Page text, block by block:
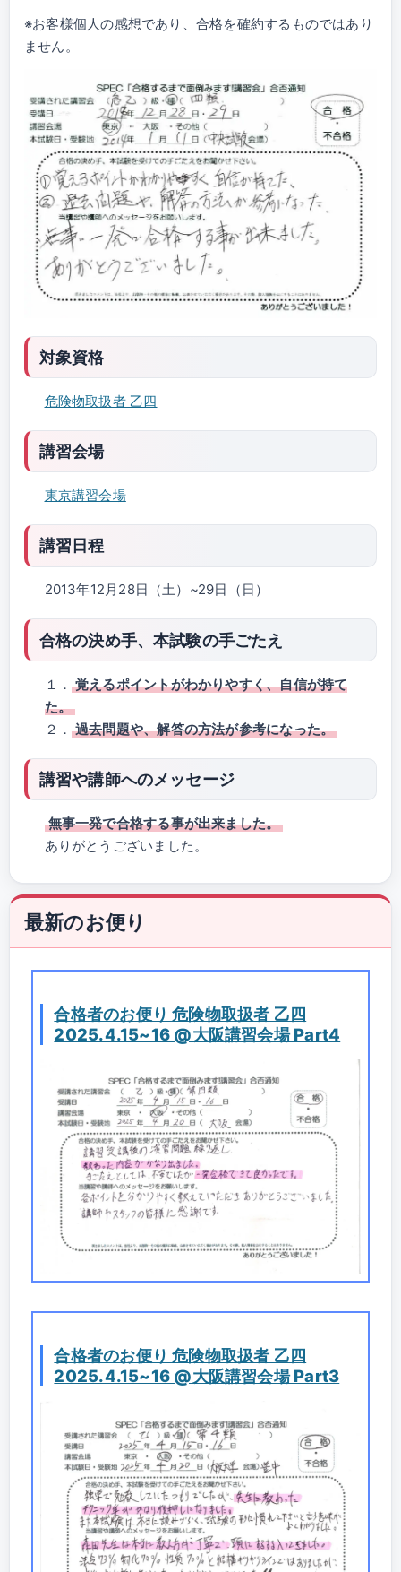
※お客様個人の感想であり、合格を確約するものではあり
ません。
対象資格
危険物取扱者 乙四
講習会場
東京講習会場
講習日程
2013年12月28日（土）~29日（日）
合格の決め手、本試験の手ごたえ
１． 覚えるポイントがわかりやすく、自信が持て
た。
２． 過去問題や、解答の方法が参考になった。
講習や講師へのメッセージ
無事一発で合格する事が出来ました。
ありがとうございました。
最新のお便り
合格者のお便り 危険物取扱者 乙四
2025.4.15~16 @大阪講習会場 Part4
合格者のお便り 危険物取扱者 乙四
2025.4.15~16 @大阪講習会場 Part3